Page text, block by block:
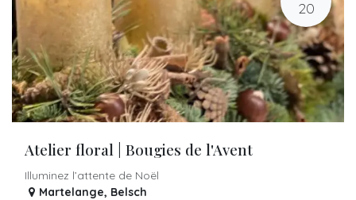
20
Atelier floral | Bougies de l'Avent
Illuminez l’attente de Noël
Martelange, Belsch